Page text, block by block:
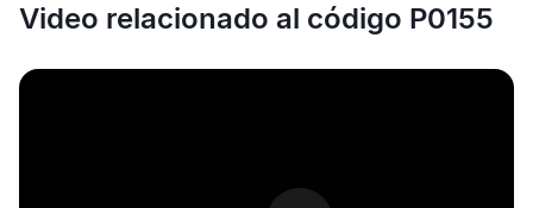
Video relacionado al código P0155